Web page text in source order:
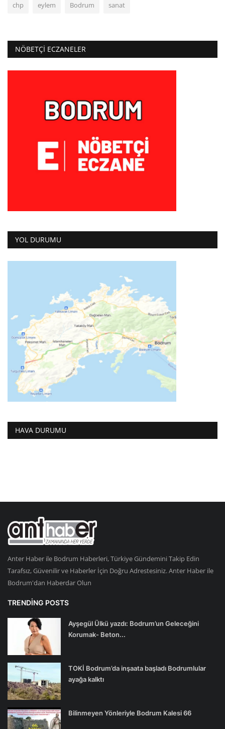
chp eylem Bodrum sanat
NÖBETÇI ECZANELER
YOL DURUMU
HAVA DURUMU
Anter Haber ile Bodrum Haberleri, Türkiye Gündemini Takip Edin
Tarafsız, Güvenilir ve Haberler İçin Doğru Adrestesiniz. Anter Haber ile
Bodrum'dan Haberdar Olun
TRENDING POSTS
Ayşegül Ülkü yazdı: Bodrum’un Geleceğini
Korumak- Beton...
TOKİ Bodrum’da inşaata başladı Bodrumlular
ayağa kalktı
Bilinmeyen Yönleriyle Bodrum Kalesi 66